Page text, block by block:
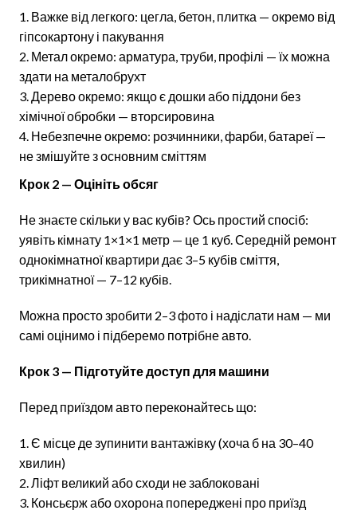
Важке від легкого: цегла, бетон, плитка — окремо від
гіпсокартону і пакування
Метал окремо: арматура, труби, профілі — їх можна
здати на металобрухт
Дерево окремо: якщо є дошки або піддони без
хімічної обробки — вторсировина
Небезпечне окремо: розчинники, фарби, батареї —
не змішуйте з основним сміттям
Крок 2 — Оцініть обсяг
Не знаєте скільки у вас кубів? Ось простий спосіб:
уявіть кімнату 1×1×1 метр — це 1 куб. Середній ремонт
однокімнатної квартири дає 3–5 кубів сміття,
трикімнатної — 7–12 кубів.
Можна просто зробити 2–3 фото і надіслати нам — ми
самі оцінимо і підберемо потрібне авто.
Крок 3 — Підготуйте доступ для машини
Перед приїздом авто переконайтесь що:
Є місце де зупинити вантажівку (хоча б на 30–40
хвилин)
Ліфт великий або сходи не заблоковані
Консьєрж або охорона попереджені про приїзд